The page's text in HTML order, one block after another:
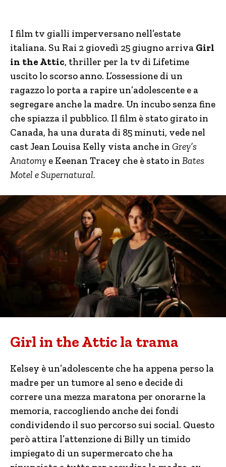
I film tv gialli imperversano nell’estate
italiana. Su Rai 2 giovedì 25 giugno arriva Girl
in the Attic, thriller per la tv di Lifetime
uscito lo scorso anno. L’ossessione di un
ragazzo lo porta a rapire un’adolescente e a
segregare anche la madre. Un incubo senza fine
che spiazza il pubblico. Il film è stato girato in
Canada, ha una durata di 85 minuti, vede nel
cast Jean Louisa Kelly vista anche in Grey’s
Anatomy e Keenan Tracey che è stato in Bates
Motel e Supernatural.
Girl in the Attic la trama
Kelsey è un’adolescente che ha appena perso la
madre per un tumore al seno e decide di
correre una mezza maratona per onorarne la
memoria, raccogliendo anche dei fondi
condividendo il suo percorso sui social. Questo
però attira l’attenzione di Billy un timido
impiegato di un supermercato che ha